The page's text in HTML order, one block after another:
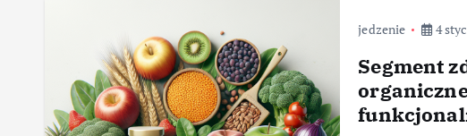
jedzenie 4
Segment